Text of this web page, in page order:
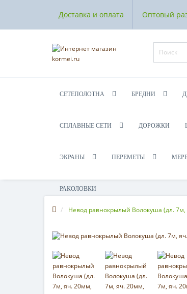
Доставка и оплата Оптовый
СЕТЕПОЛОТНА БРЕДНИ
СПЛАВНЫЕ СЕТИ ДОРОЖКИ
ЭКРАНЫ ПЕРЕМЕТЫ
РАКОЛОВКИ
Невод равнокрылый Волокуша (дл.